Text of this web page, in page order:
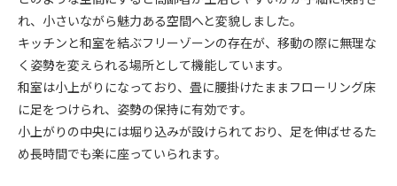
れ、小さいながら魅力ある空間へと変貌しました。
キッチンと和室を結ぶフリーゾーンの存在が、移動の際に無理な
く姿勢を変えられる場所として機能しています。
和室は小上がりになっており、畳に腰掛けたままフローリング床
に足をつけられ、姿勢の保持に有効です。
小上がりの中央には堀り込みが設けられており、足を伸ばせるた
め長時間でも楽に座っていられます。